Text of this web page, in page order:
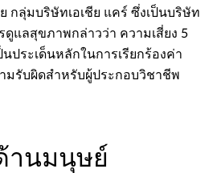
กลุ่มบริษัทเอเชีย แคร์ ซึ่งเป็นบริษัท
แลสุขภาพกล่าวว่า ความเสี่ยง 5
ประเด็นหลักในการเรียกร้องค่า
รับผิดสำหรับผู้ประกอบวิชาชีพ
านมนุษย์